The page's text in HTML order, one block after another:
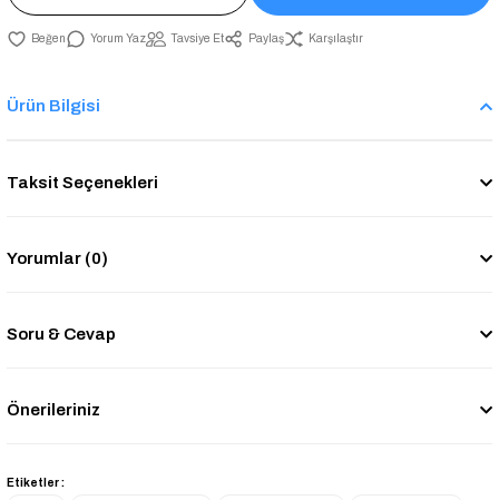
Yorum Yaz Tavsiye Et Paylaş Karşılaştır
Ürün Bilgisi
Taksit Seçenekleri
Yorumlar (0)
Soru & Cevap
Önerileriniz
Etiketler :